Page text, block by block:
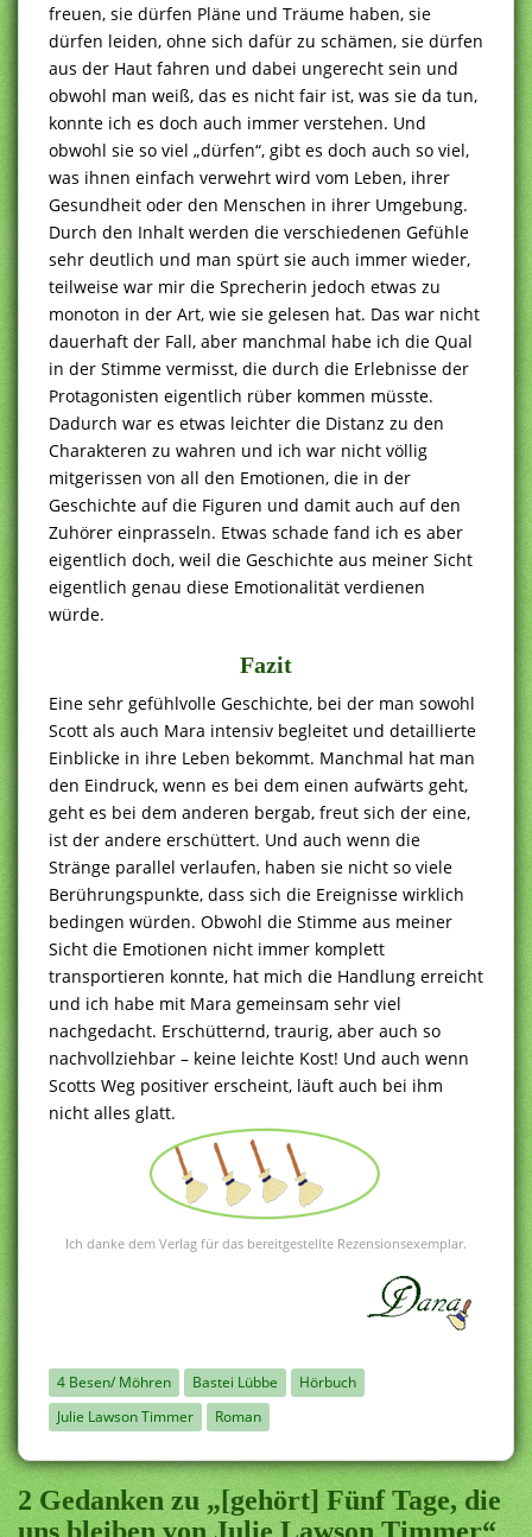
freuen, sie dürfen Pläne und Träume haben, sie
dürfen leiden, ohne sich dafür zu schämen, sie dürfen
aus der Haut fahren und dabei ungerecht sein und
obwohl man weiß, das es nicht fair ist, was sie da tun,
konnte ich es doch auch immer verstehen. Und
obwohl sie so viel „dürfen“, gibt es doch auch so viel,
was ihnen einfach verwehrt wird vom Leben, ihrer
Gesundheit oder den Menschen in ihrer Umgebung.
Durch den Inhalt werden die verschiedenen Gefühle
sehr deutlich und man spürt sie auch immer wieder,
teilweise war mir die Sprecherin jedoch etwas zu
monoton in der Art, wie sie gelesen hat. Das war nicht
dauerhaft der Fall, aber manchmal habe ich die Qual
in der Stimme vermisst, die durch die Erlebnisse der
Protagonisten eigentlich rüber kommen müsste.
Dadurch war es etwas leichter die Distanz zu den
Charakteren zu wahren und ich war nicht völlig
mitgerissen von all den Emotionen, die in der
Geschichte auf die Figuren und damit auch auf den
Zuhörer einprasseln. Etwas schade fand ich es aber
eigentlich doch, weil die Geschichte aus meiner Sicht
eigentlich genau diese Emotionalität verdienen
würde.
Fazit
Eine sehr gefühlvolle Geschichte, bei der man sowohl
Scott als auch Mara intensiv begleitet und detaillierte
Einblicke in ihre Leben bekommt. Manchmal hat man
den Eindruck, wenn es bei dem einen aufwärts geht,
geht es bei dem anderen bergab, freut sich der eine,
ist der andere erschüttert. Und auch wenn die
Stränge parallel verlaufen, haben sie nicht so viele
Berührungspunkte, dass sich die Ereignisse wirklich
bedingen würden. Obwohl die Stimme aus meiner
Sicht die Emotionen nicht immer komplett
transportieren konnte, hat mich die Handlung erreicht
und ich habe mit Mara gemeinsam sehr viel
nachgedacht. Erschütternd, traurig, aber auch so
nachvollziehbar – keine leichte Kost! Und auch wenn
Scotts Weg positiver erscheint, läuft auch bei ihm
nicht alles glatt.
Ich danke dem Verlag für das bereitgestellte Rezensionsexemplar.
4 Besen/ Möhren Bastei Lübbe
Hörbuch
Julie Lawson Timmer
Roman
2 Gedanken zu „[gehört] Fünf Tage, die